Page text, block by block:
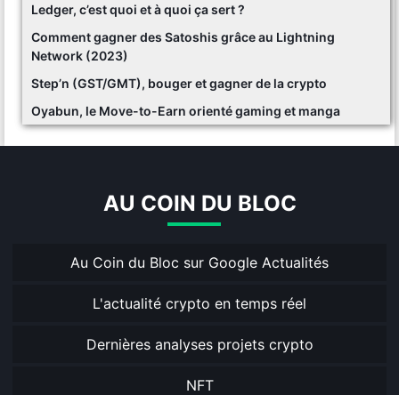
Ledger, c’est quoi et à quoi ça sert ?
Comment gagner des Satoshis grâce au Lightning
Network (2023)
Step’n (GST/GMT), bouger et gagner de la crypto
Oyabun, le Move-to-Earn orienté gaming et manga
AU COIN DU BLOC
Au Coin du Bloc sur Google Actualités
L'actualité crypto en temps réel
Dernières analyses projets crypto
NFT